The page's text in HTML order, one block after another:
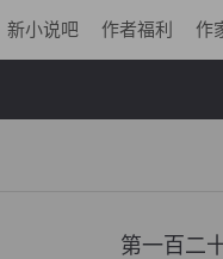
新小说吧 作者福利 作
第一百二